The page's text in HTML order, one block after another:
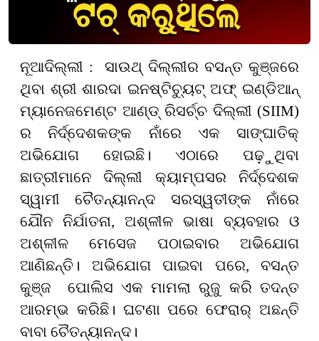
ନୂଆଦିଲ୍ଲୀ : ସାଉଥ୍ ଦିଲ୍ଲୀର ବସନ୍ତ କୁଞ୍ଜରେ
ଥିବା ଶ୍ରୀ ଶାରଦା ଇନଷ୍ଟିଚ୍ୟୁଟ୍ ଅଫ୍ ଇଣ୍ଡିଆନ୍
ମ୍ୟାନେଜମେଣ୍ଟ ଆଣ୍ଡ୍ ରିସର୍ଚ୍ଚ ଦିଲ୍ଲୀ (SIIM)
ର ନିର୍ଦ୍ଦେଶକଙ୍କ ନାଁରେ ଏକ ସାଙ୍ଘାତିକ୍
ଅଭିଯୋଗ ହୋଇଛି। ଏଠାରେ ପଢ଼ୁଥିବା
ଛାତ୍ରୀମାନେ ଦିଲ୍ଲୀ କ୍ୟାମ୍ପସର ନିର୍ଦ୍ଦେଶକ
ସ୍ୱାମୀ ଚୈତନ୍ୟାନନ୍ଦ ସରସ୍ୱତୀଙ୍କ ନାଁରେ
ଯୌନ ନିର୍ଯାତନା, ଅଶ୍ଳୀଳ ଭାଷା ବ୍ୟବହାର ଓ
ଅଶ୍ଳୀଳ ମେସେଜ ପଠାଇବାର ଅଭିଯୋଗ
ଆଣିଛନ୍ତି। ଅଭିଯୋଗ ପାଇବା ପରେ, ବସନ୍ତ
କୁଞ୍ଜ ପୋଲିସ ଏକ ମାମଲା ରୁଜୁ କରି ତଦନ୍ତ
ଆରମ୍ଭ କରିଛି। ଘଟଣା ପରେ ଫେରାର୍ ଅଛନ୍ତି
ବାବା ଚୈତନ୍ୟାନନ୍ଦ।